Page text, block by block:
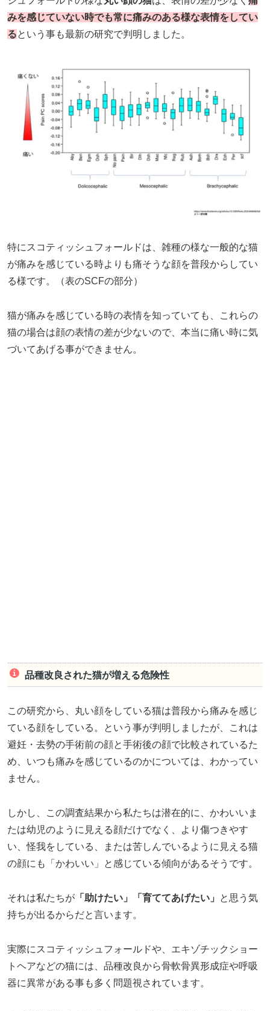
みを感じていない時でも常に痛みのある様な表情をしてい
るという事も最新の研究で判明しました。
特にスコティッシュフォールドは、雑種の様な一般的な猫
が痛みを感じている時よりも痛そうな顔を普段からしてい
る様です。（表のSCFの部分）
猫が痛みを感じている時の表情を知っていても、これらの
猫の場合は顔の表情の差が少ないので、本当に痛い時に気
づいてあげる事ができません。
品種改良された猫が増える危険性
この研究から、丸い顔をしている猫は普段から痛みを感じ
ている顔をしている。という事が判明しましたが、これは
避妊・去勢の手術前の顔と手術後の顔で比較されているた
め、いつも痛みを感じているのかについては、わかってい
ません。
しかし、この調査結果から私たちは潜在的に、かわいいま
たは幼児のように見える顔だけでなく、より傷つきやす
い、怪我をしている、または苦しんでいるように見える猫
の顔にも「かわいい」と感じている傾向があるそうです。
それは私たちが 「助けたい」「育ててあげたい」
と思う気
持ちが出るからだと言います。
実際にスコティッシュフォールドや、エキゾチックショー
トヘアなどの猫には、品種改良から骨軟骨異形成症や呼吸
器に異常がある事も多く問題視されています。